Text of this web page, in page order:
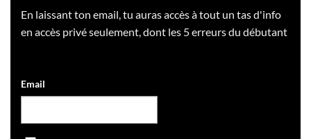
En laissant ton email, tu auras accès à tout un tas d'info
en accès privé seulement, dont les 5 erreurs du débutant
Email